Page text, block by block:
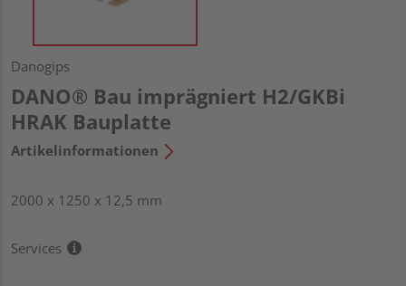
Danogips
DANO® Bau imprägniert H2/GKBi
HRAK Bauplatte
Artikelinformationen
2000 x 1250 x 12,5 mm
Services